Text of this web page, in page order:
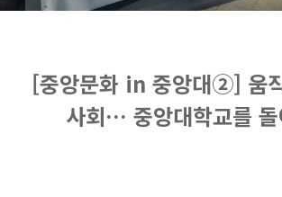
[중앙문화 in 중앙대②] 움
사회… 중앙대학교를